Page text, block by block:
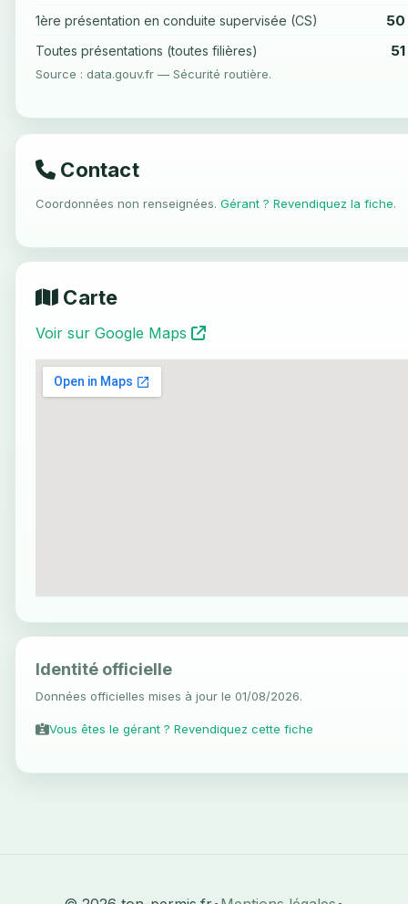
1ère présentation en conduite supervisée (CS) 50
Toutes présentations (toutes filières)
Source : data.gouv.fr — Sécurité routière.
Contact
Coordonnées non renseignées. Gérant ? Revendiquez la fiche.
Carte
Voir sur Google Maps
Identité officielle
Données officielles mises à jour le 01/08/2026.
Vous êtes le gérant ? Revendiquez cette fiche